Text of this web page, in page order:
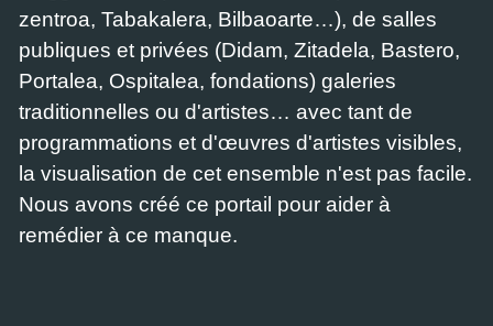
zentroa, Tabakalera, Bilbaoarte…), de salles
publiques et privées (Didam, Zitadela, Bastero,
Portalea, Ospitalea, fondations) galeries
traditionnelles ou d'artistes… avec tant de
programmations et d'œuvres d'artistes visibles,
la visualisation de cet ensemble n'est pas facile.
Nous avons créé ce portail pour aider à
remédier à ce manque.